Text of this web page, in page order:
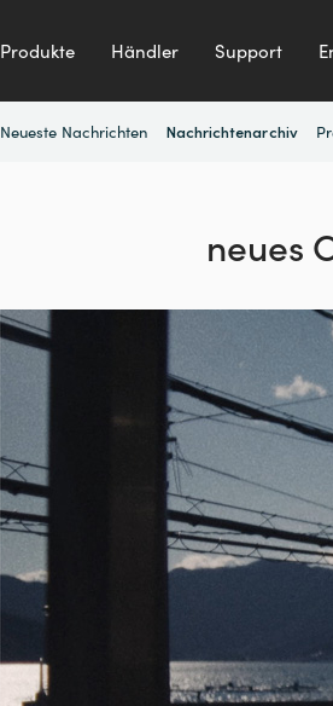
Produkte Händler Support
Neueste Nachrichten Nachrichtenarchiv
neues